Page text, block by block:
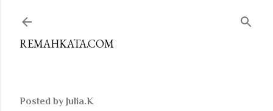
REMAHKATA.COM
Posted by Julia.K